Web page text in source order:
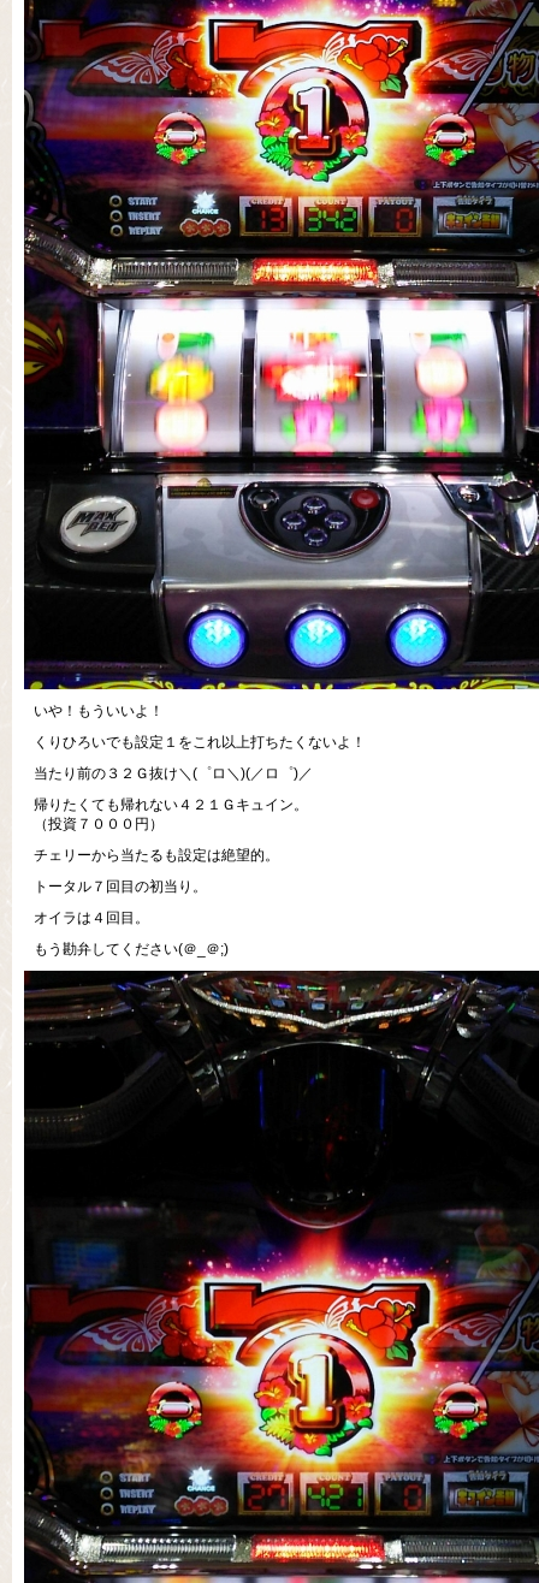
いや！もういいよ！
くりひろいでも設定１をこれ以上打ちたくないよ！
当たり前の３２Ｇ抜け＼(゜ロ＼)(／ロ゜)／
帰りたくても帰れない４２１Ｇキュイン。
（投資７０００円）
チェリーから当たるも設定は絶望的。
トータル７回目の初当り。
オイラは４回目。
もう勘弁してください(＠_＠;)